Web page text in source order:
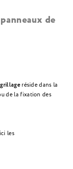
panneaux de
réside dans la
de la fixation des
les